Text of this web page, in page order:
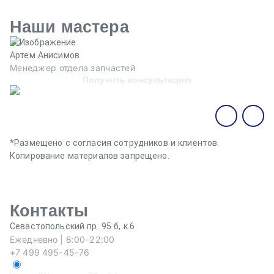
Наши мастера
Артем Анисимов
Менеджер отдела запчастей
Получить консультацию
*Размещено с согласия сотрудников и клиентов.
Копирование материалов запрещено.
Контакты
Севастопольский пр. 95 б, к.6
Ежедневно | 8:00-22:00
+7 499 495-45-76